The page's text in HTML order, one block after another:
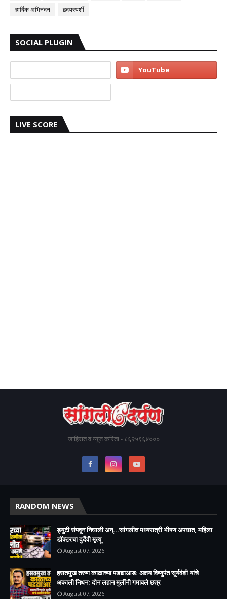
हार्दिक अभिनंदन
हृदयस्पर्शी
SOCIAL PLUGIN
LIVE SCORE
जाहिरात व न्यूज करिता - ८६२५९६४०००
RANDOM NEWS
ड्युटी संपवून निघाली अन्...सांगलीत मध्यरात्री भीषण अपघात, महिला
डॉक्टरचा दुर्दैवी मृत्यू
August 07, 2026
हसतमुख तरुण काळाच्या पडद्याआड: अक्षय विष्णुपंत सूर्यवंशी यांचे
अकाली निधन; दोन लहान मुलींनी गमावले छत्र
August 07, 2026